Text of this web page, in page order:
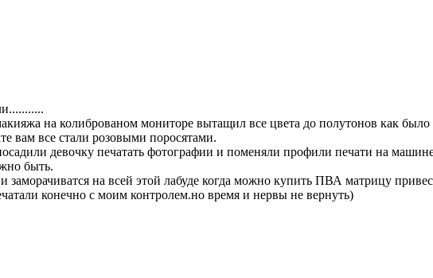
на колиброваном мониторе вытащил все цвета до полутонов как было
вам все стали розовыми поросятами.
девочку печатать фотографии и поменяли профили печати на
быть.
заморачиватся на всей этой лабуде когда можно купить ПВА матрицу
конечно с моим контролем.но время и нервы не вернуть)